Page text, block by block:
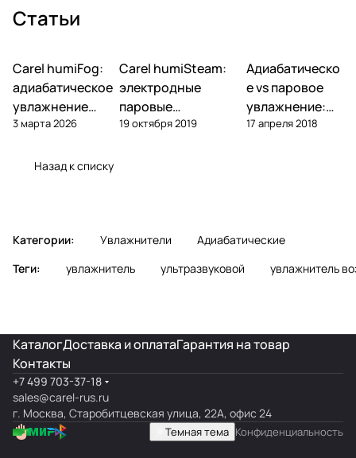
Статьи
Увлажнение
Carel humiFog:
адиабатическое
увлажнение
высокого
обзор
3 марта 2026
Увлажнение
Carel humiSteam:
электродные
паровые
увлажнители —
19 октября 2019
Увлажнение
Адиабатическо
е vs паровое
увлажнение:
что выбрать
17 апреля 2018
Назад к списку
Категории: Увлажнители
Адиабатические
Теги:
увлажнитель ультразвуковой увлажнитель
КаталогДоставка и оплатаГарантия на товар
Контакты
+7 499 703-37-18
sales@carel-rus.ru
г. Москва, Старобитцевская улица, 22А, офис 24
Темная тема Конфиденциальность